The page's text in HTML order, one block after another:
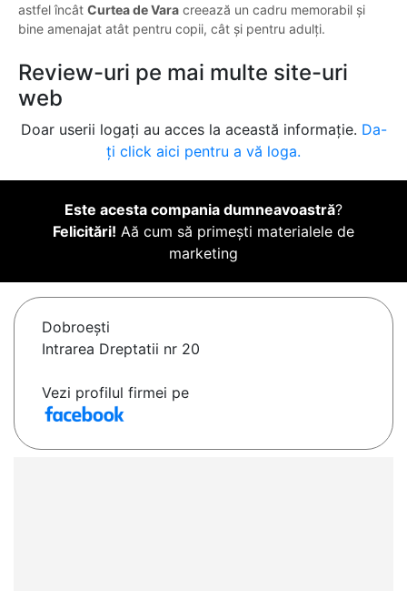
astfel încât Curtea de Vara creează un cadru memorabil și
bine amenajat atât pentru copii, cât și pentru adulți.
Review-uri pe mai multe site-uri
web
Doar userii logați au acces la această informație. Da-
ți click aici pentru a vă loga.
Este acesta compania dumneavoastră?
Felicitări! Aă cum să primești materialele de
marketing
Dobroeşti
Intrarea Dreptatii nr 20
Vezi profilul firmei pe